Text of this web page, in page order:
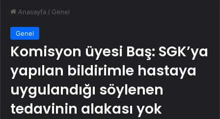
Anasayfa / Genel
Genel
Komisyon üyesi Baş: SGK’ya
yapılan bildirimle hastaya
uygulandığı söylenen
tedavinin alakası yok